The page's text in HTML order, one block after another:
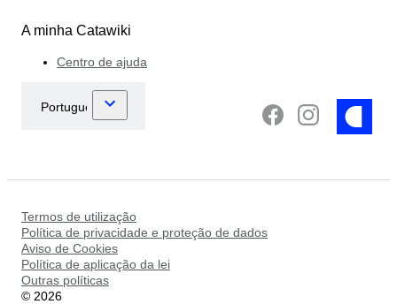
A minha Catawiki
Centro de ajuda
Termos de utilização
Política de privacidade e proteção de dados
Aviso de Cookies
Política de aplicação da lei
Outras políticas
© 2026